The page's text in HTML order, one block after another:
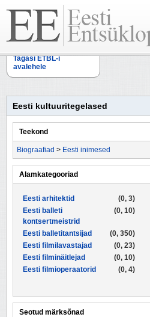
Tagasi ETBL-i
avalehele
Eesti kultuuritegelased
Teekond
Biograafiad > Eesti inimesed
Alamkategooriad
(0, 3)
Eesti arhitektid
(0, 10)
Eesti balleti
kontsertmeistrid
(0, 350)
Eesti balletitantsijad
(0, 23)
Eesti filmilavastajad
(0, 10)
Eesti filminäitlejad
(0, 4)
Eesti filmioperaatorid
Seotud märksõnad